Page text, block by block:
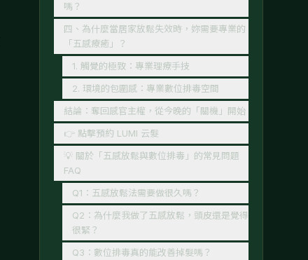
嗎？
四、為什麼當居家放鬆失效時，妳需要專業的
「五感療癒」？
1. 觸覺的極致：專業理療手技
2. 環境的包圍感：專業數位排毒空間
結論：奪回感官主權，從今晚的「關機」開始
👉 點擊預約 LUMI 云髮
💡 關於「五感放鬆與數位排毒」的常見問題
FAQ
Q1：五感放鬆法需要做很久嗎？
Q2：為什麼我做了五感放鬆，頭皮還是覺得
很緊？
Q3：數位排毒真的能改善掉髮嗎？